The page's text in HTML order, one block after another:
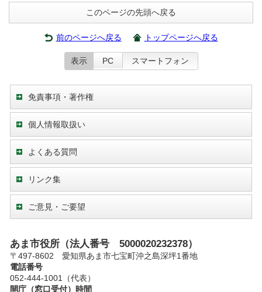
このページの先頭へ戻る
前のページへ戻る トップページへ戻る
表示 PC スマートフォン
免責事項・著作権
個人情報取扱い
よくある質問
リンク集
ご意見・ご要望
あま市役所（法人番号 5000020232378）
〒497-8602 愛知県あま市七宝町沖之島深坪1番地
電話番号
052-444-1001（代表）
開庁（窓口受付）時間